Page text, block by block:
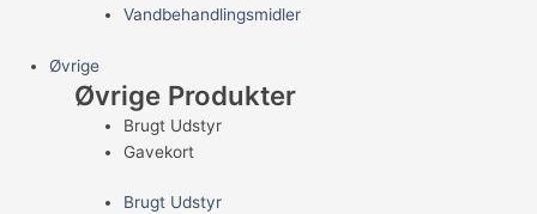
Vandbehandlingsmidler
Øvrige
Øvrige Produkter
Brugt Udstyr
Gavekort
Brugt Udstyr